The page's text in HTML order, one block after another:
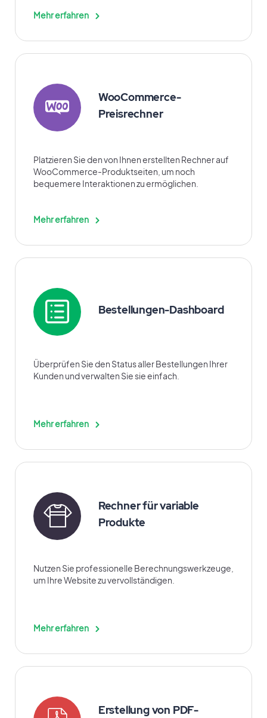
Mehr erfahren
WooCommerce-
Preisrechner
Platzieren Sie den von Ihnen erstellten Rechner auf
WooCommerce-Produktseiten, um noch
bequemere Interaktionen zu ermöglichen.
Mehr erfahren
Bestellungen-Dashboard
Überprüfen Sie den Status aller Bestellungen Ihrer
Kunden und verwalten Sie sie einfach.
Mehr erfahren
Rechner für variable
Produkte
Nutzen Sie professionelle Berechnungswerkzeuge,
um Ihre Website zu vervollständigen.
Mehr erfahren
Erstellung von PDF-